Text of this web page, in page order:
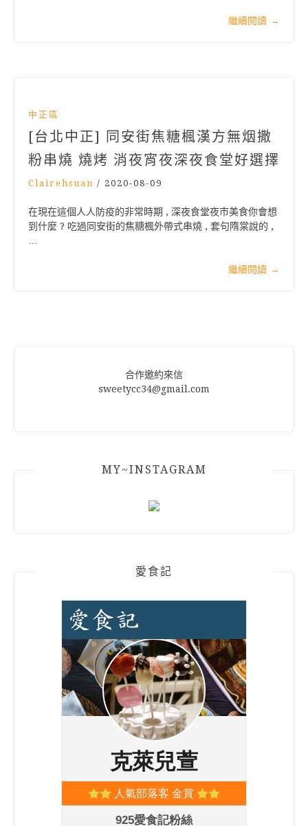
繼續閱讀 →
中正區
[台北中正] 同安街焦糖楓漢方無烟撒
粉串燒 燒烤 消夜宵夜深夜食堂好選擇
Clairehsuan / 2020-08-09
在現在這個人人防疫的非常時期 , 深夜食堂夜市美食你會想
到什麼 ? 吃過同安街的焦糖楓外帶式串燒 , 套句隋棠說的 ,
繼續閱讀 →
合作邀約來信
sweetycc34@gmail.com
MY~INSTAGRAM
愛食記